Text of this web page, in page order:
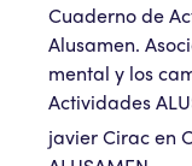
Cuaderno de
Alusamen.
mental y los
Actividades
javier Ciracen